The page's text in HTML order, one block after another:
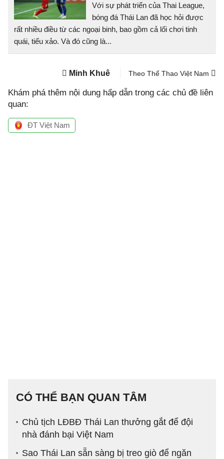
Với sự phát triển của Thai League,
bóng đá Thái Lan đã học hỏi được
rất nhiều điều từ các ngoại binh, bao gồm cả lối chơi tinh
quái, tiểu xảo. Và đó cũng là...
Minh Khuê Theo Thể Thao Việt Nam
Khám phá thêm nội dung hấp dẫn trong các chủ đề liên
quan:
ĐT Việt Nam
CÓ THỂ BẠN QUAN TÂM
Chủ tịch LĐBĐ Thái Lan thưởng gắt để đội
nhà đánh bại Việt Nam
Sao Thái Lan sẵn sàng bị treo giò để ngăn